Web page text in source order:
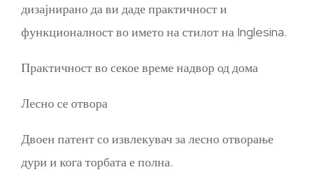
дизајнирано да ви даде практичност и
функционалност во името на стилот на Inglesina.
Практичност во секое време надвор од дома
Лесно се отвора
Двоен патент со извлекувач за лесно отворање
дури и кога торбата е полна.